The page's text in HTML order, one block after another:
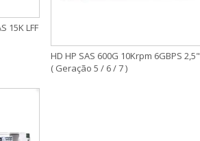
15K LFF
HD HP SAS 600G 10Krpm 6GBPS 2,5"
( Geração 5 / 6 / 7 )